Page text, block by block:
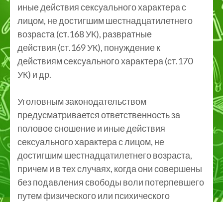
иные действия сексуального характера с
лицом, не достигшим шестнадцатилетнего
возраста (ст.168 УК), развратные
действия (ст.169 УК), понуждение к
действиям сексуального характера (ст.170
УК) и др.
Уголовным законодательством
предусматривается ответственность за
половое сношение и иные действия
сексуального характера с лицом, не
достигшим шестнадцатилетнего возраста,
причем и в тех случаях, когда они совершены
без подавления свободы воли потерпевшего
путем физического или психического